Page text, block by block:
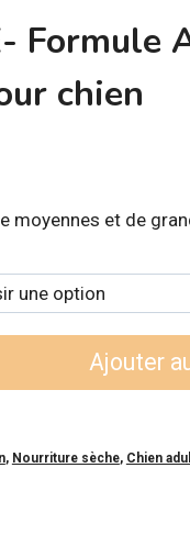
Formule
chien
moyennes et de
Ajouter
, Nourriture sèche, Chien